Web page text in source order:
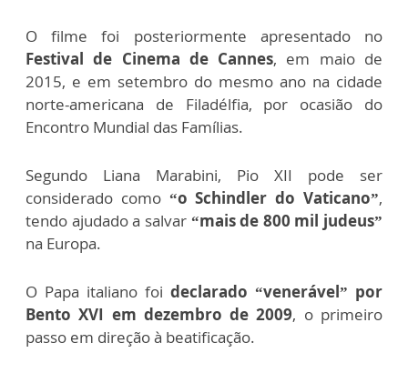
O filme foi posteriormente apresentado no
Festival de Cinema de Cannes, em maio de
2015, e em setembro do mesmo ano na cidade
norte-americana de Filadélfia, por ocasião do
Encontro Mundial das Famílias.
Segundo Liana Marabini, Pio XII pode ser
considerado como “o Schindler do Vaticano”,
tendo ajudado a salvar “mais de 800 mil judeus”
na Europa.
O Papa italiano foi declarado “venerável” por
Bento XVI em dezembro de 2009, o primeiro
passo em direção à beatificação.